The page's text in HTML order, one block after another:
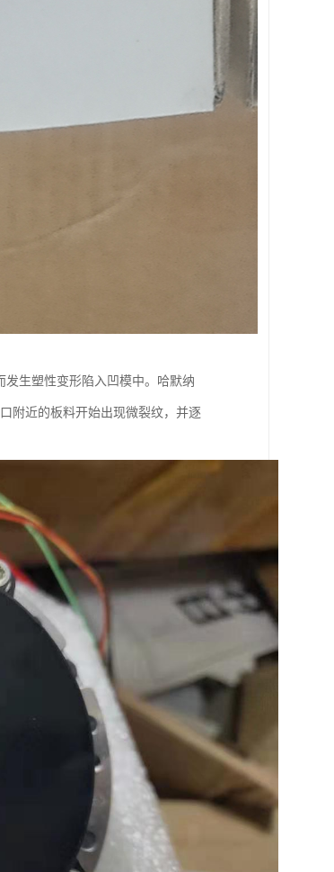
生塑性变形陷入凹模中。哈默纳
附近的板料开始出现微裂纹，并逐